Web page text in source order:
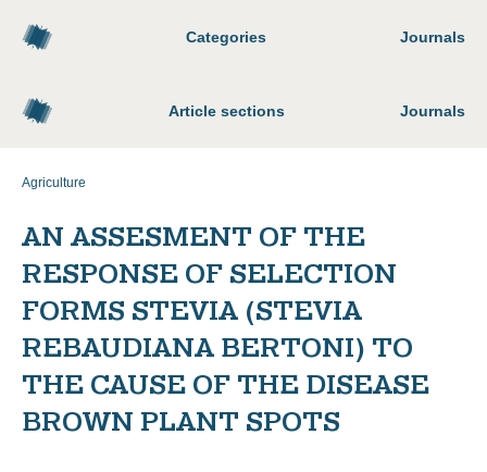
Categories Journals
Article sections Journals
Agriculture
AN ASSESMENT OF THE
RESPONSE OF SELECTION
FORMS STEVIA (STEVIA
REBAUDIANA BERTONI) TO
THE CAUSE OF THE DISEASE
BROWN PLANT SPOTS